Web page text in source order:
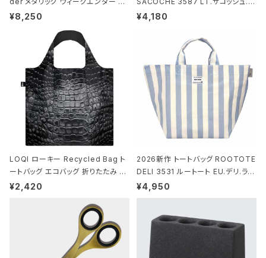
ストンバッグ ショルダーバッグ JEAN
ck ジャン=ミッシェル・バスキア/クラ
ウン ブラック
¥8,250
ミエ-B ショルダーバッグ グロスネイ
¥4,180
LOQI ローキー Recycled Bag ト
ートバッグ エコバッグ 折りたたみ 大
きめ 撥水加工 収納ポーチ CROCO
¥2,420
2026新作 トートバッグ ROOTOTE
DELI 3531 ルートート EU.デリ.ラミ
ネート-W サックス・ホワイト
¥4,950